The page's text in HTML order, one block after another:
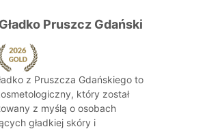
Pruszcz Gdański
z Pruszcza Gdańskiego to
który został
z myślą o osobach
gładkiej skóry i